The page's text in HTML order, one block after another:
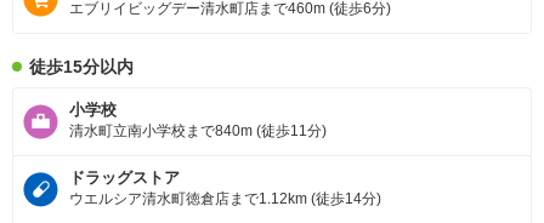
エブリイビッグデー清水町店まで460m (徒歩6分)
徒歩15分以内
小学校
清水町立南小学校まで840m (徒歩11分)
ドラッグストア
ウエルシア清水町徳倉店まで1.12km (徒歩14分)